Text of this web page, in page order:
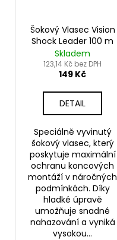
Šokový Vlasec Vision
Shock Leader 100 m
Skladem
123,14 Kč bez DPH
149 Kč
DETAIL
Speciálně vyvinutý
šokový vlasec, který
poskytuje maximální
ochranu koncových
montáží v náročných
podmínkách. Díky
hladké úpravě
umožňuje snadné
nahazování a vyniká
vysokou...